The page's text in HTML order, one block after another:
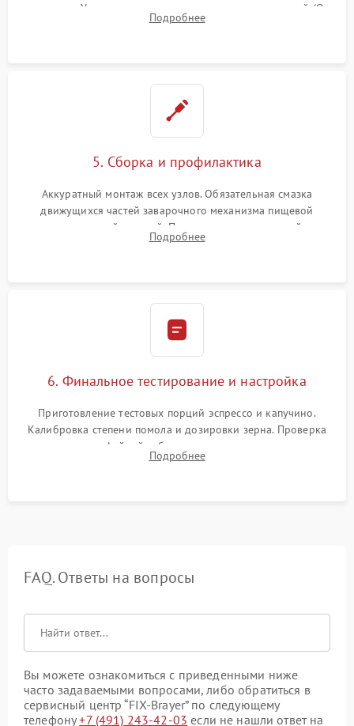
жерновов. Установка новых силиконовых уплотнителей (O-
ring) и тефлоновых трубок для надежного устранения
Подробнее
5. Сборка и профилактика
Аккуратный монтаж всех узлов. Обязательная смазка
движущихся частей заварочного механизма пищевой
силиконовой смазкой. Проведение программной
декальцинации и очистки системы от кофейных масел.
Подробнее
6. Финальное тестирование и настройка
Приготовление тестовых порций эспрессо и капучино.
Калибровка степени помола и дозировки зерна. Проверка
плотности кофейной таблетки, температуры напитка и
качества молочной пены. Контроль отсутствия посторонних
Подробнее
FAQ. Ответы на вопросы
Вы можете ознакомиться с приведенными ниже
часто задаваемыми вопросами, либо обратиться в
сервисный центр “FIX-Brayer” по следующему
телефону+7 (491) 243-42-03 если не нашли ответ на